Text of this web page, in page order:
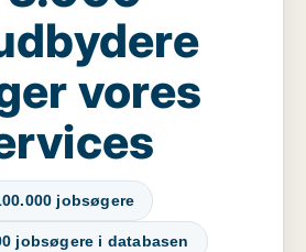
vores
jobsøgere
jobsøgere i databasen